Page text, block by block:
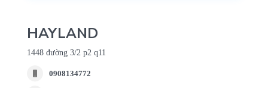
HAYLAND
1448 đường 3/2 p2 q11
0908134772